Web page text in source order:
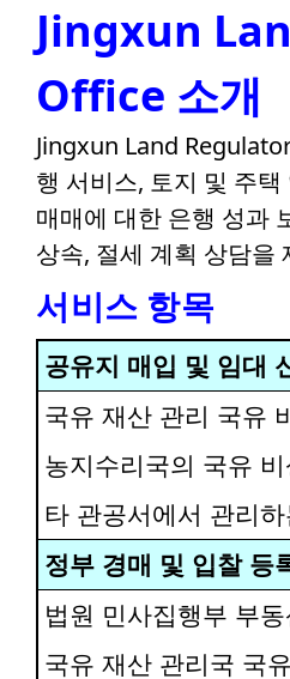
Jingxun
Office 소개
Jingxun Land
행 서비스, 토지 및 주택
매매에 대한 은행 성과
상속, 절세 계획 상담을
서비스 항목
공유지 매입 및 임대
국유 재산 관리 국유
농지수리국의 국유
타 관공서에서 관리
정부 경매 및 입찰 등
법원 민사집행부 부동
국유 재산 관리국 국